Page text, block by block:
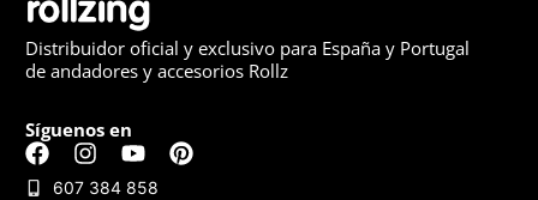
Distribuidor oficial y exclusivo para España y Portugal
de andadores y accesorios Rollz
Síguenos en
607 384 858